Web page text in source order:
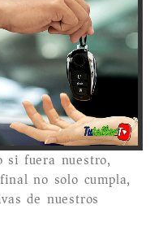
si fuera nuestro,
no solo cumpla,
de nuestros